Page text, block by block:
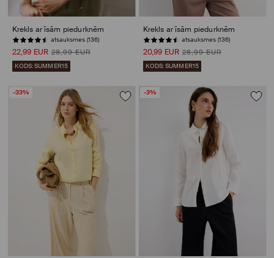
Krekls ar īsām piedurknēm
atsauksmes (136)
22,99 EUR 28,99 EUR
KODS: SUMMER15
Krekls ar īsām piedurknēm
atsauksmes (136)
20,99 EUR 28,99 EUR
KODS: SUMMER15
-33% -3%